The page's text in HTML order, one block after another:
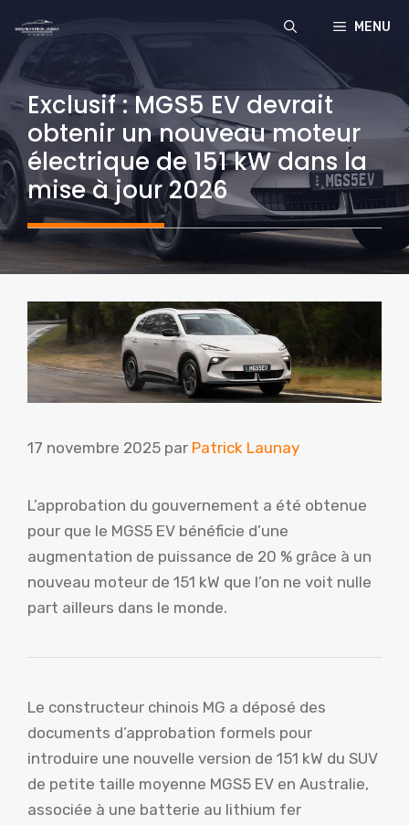
contenu
MENU
Exclusif : MGS5 EV devrait
obtenir un nouveau moteur
électrique de 151 kW dans la
mise à jour 2026
17 novembre 2025 par Patrick Launay
L’approbation du gouvernement a été obtenue
pour que le MGS5 EV bénéficie d’une
augmentation de puissance de 20 % grâce à un
nouveau moteur de 151 kW que l’on ne voit nulle
part ailleurs dans le monde.
Le constructeur chinois MG a déposé des
documents d’approbation formels pour
introduire une nouvelle version de 151 kW du SUV
de petite taille moyenne MGS5 EV en Australie,
associée à une batterie au lithium fer